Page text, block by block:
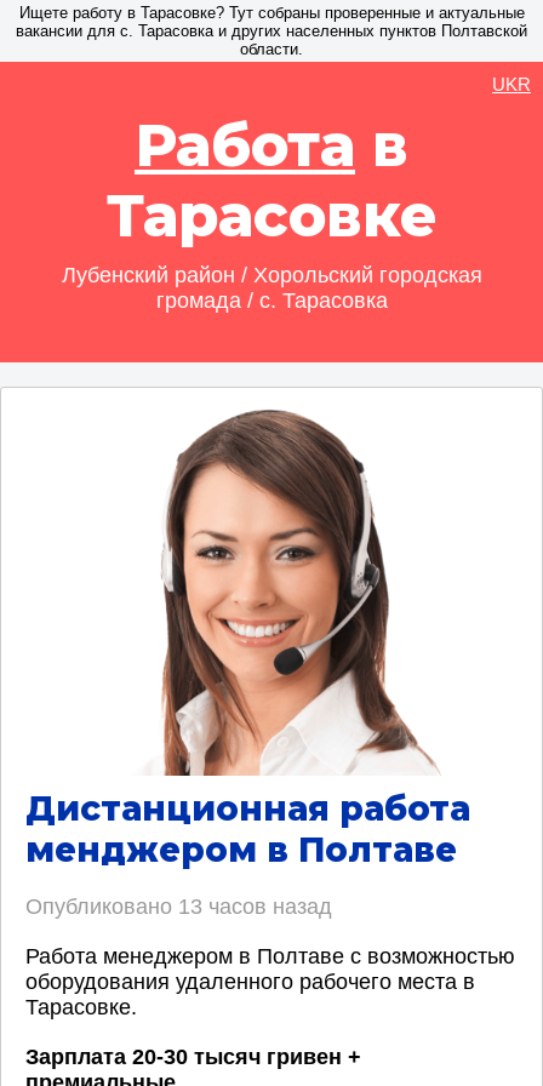
Ищете работу в Тарасовке? Тут собраны проверенные и актуальные
вакансии для с. Тарасовка и других населенных пунктов Полтавской
области.
Работа в
Тарасовке
Лубенский район / Хорольский городская
громада / с. Тарасовка
UKR
Дистанционная работа
менджером в Полтаве
Опубликовано 13 часов назад
Работа менеджером в Полтаве с возможностью
оборудования удаленного рабочего места в
Тарасовке.
Зарплата 20-30 тысяч гривен +